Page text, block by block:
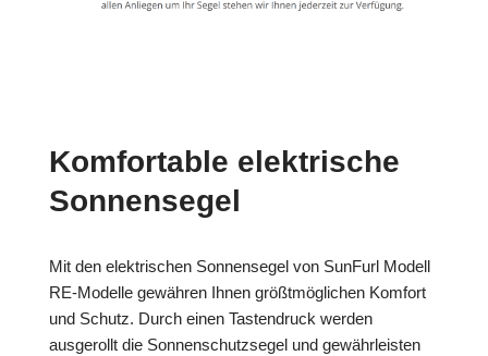
Komfortable elektrische
Sonnensegel
Mit den elektrischen Sonnensegel von SunFurl Modell
RE-Modelle gewähren Ihnen größtmöglichen Komfort
und Schutz. Durch einen Tastendruck werden
ausgerollt die Sonnenschutzsegel und gewährleisten